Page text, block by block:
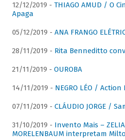
12/12/2019 - THIAGO AMUD / O
Apaga
05/12/2019 - ANA FRANGO
28/11/2019 - Rita Benneditto
21/11/2019 - OUROBA
14/11/2019 - NEGRO LÉO / Action
07/11/2019 - CLÁUDIO JORGE /
31/10/2019 - Invento Mais – ZELIA
MORELENBAUM interpretam